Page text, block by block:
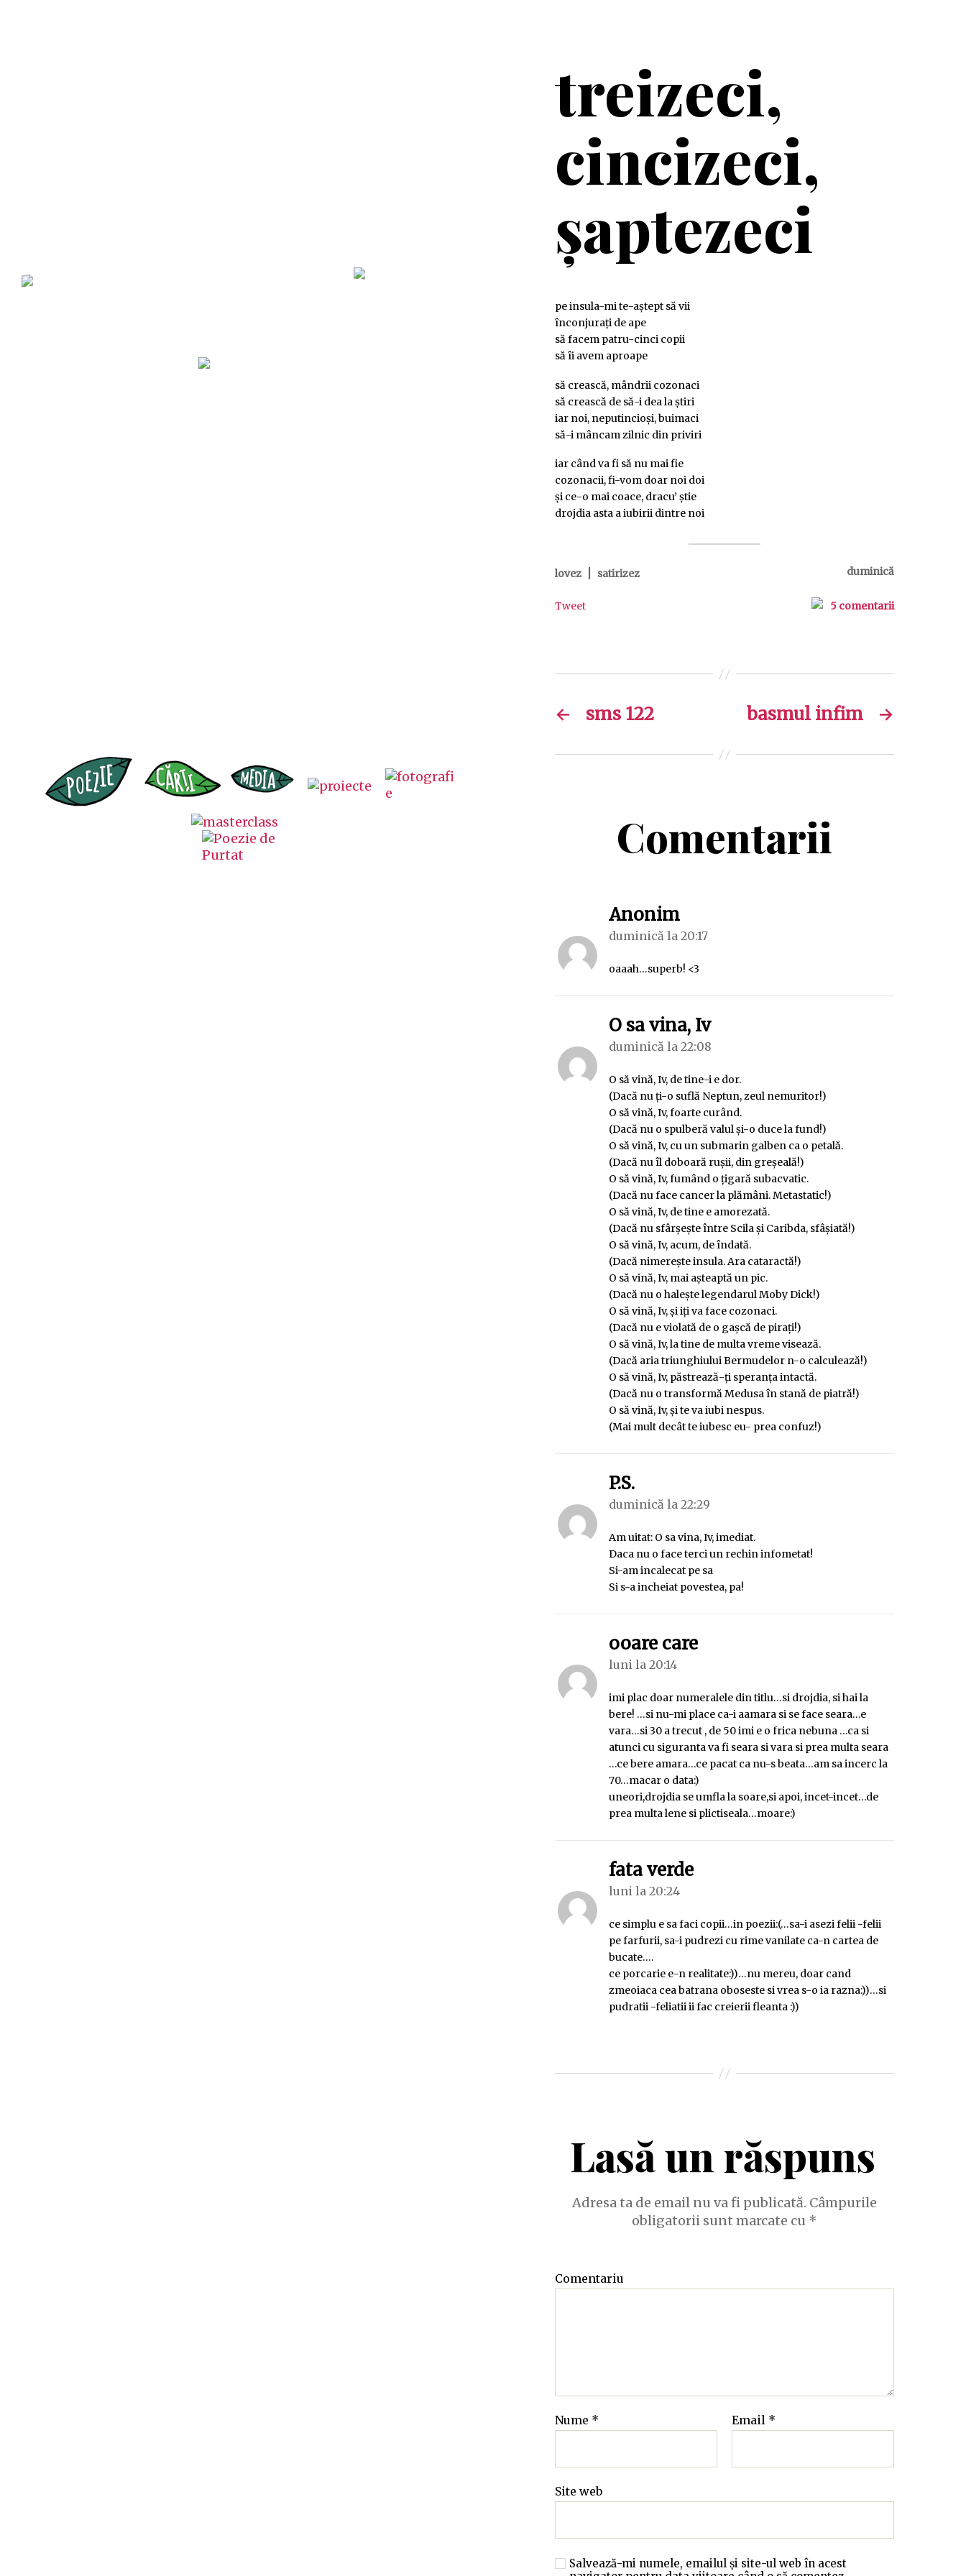
treizeci,
cincizeci,
șaptezeci
pe insula-mi te-aștept să vii
înconjurați de ape
să facem patru-cinci copii
să îi avem aproape
să crească, mândrii cozonaci
să crească de să-i dea la știri
iar noi, neputincioși, buimaci
să-i mâncam zilnic din priviri
iar când va fi să nu mai fie
cozonacii, fi-vom doar noi doi
și ce-o mai coace, dracu’ știe
drojdia asta a iubirii dintre noi
lovez satirizez duminică
Tweet 5 comentarii
← sms 122 →
basmul infim
Comentarii
Anonimspune:
duminică la 20:17
oaaah…superb! <3
O sa vina, Ivspune:
duminică la 22:08
O să vină, Iv, de tine-i e dor.
(Dacă nu ţi-o suflă Neptun, zeul nemuritor!)
O să vină, Iv, foarte curând.
(Dacă nu o spulberă valul şi-o duce la fund!)
O să vină, Iv, cu un submarin galben ca o petală.
(Dacă nu îl doboară ruşii, din greşeală!)
O să vină, Iv, fumând o ţigară subacvatic.
(Dacă nu face cancer la plămâni. Metastatic!)
O să vină, Iv, de tine e amorezată.
(Dacă nu sfârşeşte între Scila şi Caribda, sfâşiată!)
O să vină, Iv, acum, de îndată.
(Dacă nimereşte insula. Ara cataractă!)
O să vină, Iv, mai aşteaptă un pic.
(Dacă nu o haleşte legendarul Moby Dick!)
O să vină, Iv, şi iţi va face cozonaci.
(Dacă nu e violată de o gaşcă de piraţi!)
O să vină, Iv, la tine de multa vreme visează.
(Dacă aria triunghiului Bermudelor n-o calculează!)
O să vină, Iv, păstrează-ţi speranţa intactă.
(Dacă nu o transformă Medusa în stană de piatră!)
O să vină, Iv, şi te va iubi nespus.
(Mai mult decât te iubesc eu- prea confuz!)
P.S.spune:
duminică la 22:29
Am uitat: O sa vina, Iv, imediat.
Daca nu o face terci un rechin infometat!
Si-am incalecat pe sa
Si s-a incheiat povestea, pa!
ooare carespune:
luni la 20:14
imi plac doar numeralele din titlu…si drojdia, si hai la
bere! …si nu-mi place ca-i aamara si se face seara…e
vara…si 30 a trecut , de 50 imi e o frica nebuna …ca si
atunci cu siguranta va fi seara si vara si prea multa seara
…ce bere amara…ce pacat ca nu-s beata…am sa incerc la
70…macar o data:)
uneori,drojdia se umfla la soare,si apoi, incet-incet…de
prea multa lene si plictiseala…moare:)
fata verdespune:
luni la 20:24
ce simplu e sa faci copii…in poezii:(…sa-i asezi felii -felii
pe farfurii, sa-i pudrezi cu rime vanilate ca-n cartea de
bucate….
ce porcarie e-n realitate:))…nu mereu, doar cand
zmeoiaca cea batrana oboseste si vrea s-o ia razna:))…si
pudratii -feliatii ii fac creierii fleanta :))
Lasă un răspuns
Adresa ta de email nu va fi publicată. Câmpurile
obligatorii sunt marcate cu *
Comentariu
Nume * Email *
Site web
Salvează-mi numele, emailul și site-ul web în acest